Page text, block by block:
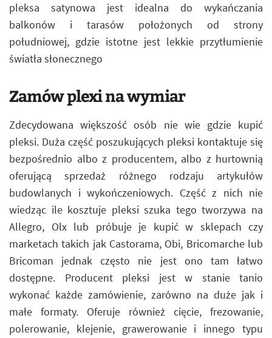
pleksa satynowa jest idealna do wykańczania
balkonów i tarasów położonych od strony
południowej, gdzie istotne jest lekkie przytłumienie
światła słonecznego
Zamów plexi na wymiar
Zdecydowana większość osób nie wie gdzie kupić
pleksi. Duża część poszukujących pleksi kontaktuje się
bezpośrednio albo z producentem, albo z hurtownią
oferującą sprzedaż różnego rodzaju artykułów
budowlanych i wykończeniowych. Część z nich nie
wiedząc ile kosztuje pleksi szuka tego tworzywa na
Allegro, Olx lub próbuje je kupić w sklepach czy
marketach takich jak Castorama, Obi, Bricomarche lub
Bricoman jednak często nie jest ono tam łatwo
dostępne. Producent pleksi jest w stanie tanio
wykonać każde zamówienie, zarówno na duże jak i
małe formaty. Oferuje również cięcie, frezowanie,
polerowanie, klejenie, grawerowanie i innego typu